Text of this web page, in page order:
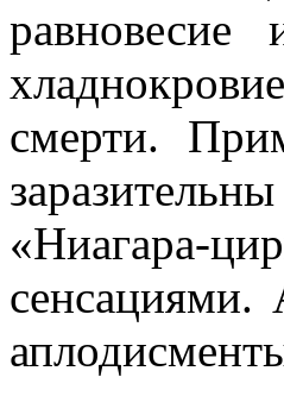
равновесие
смерти.
«Ниагара-
сенсациями.